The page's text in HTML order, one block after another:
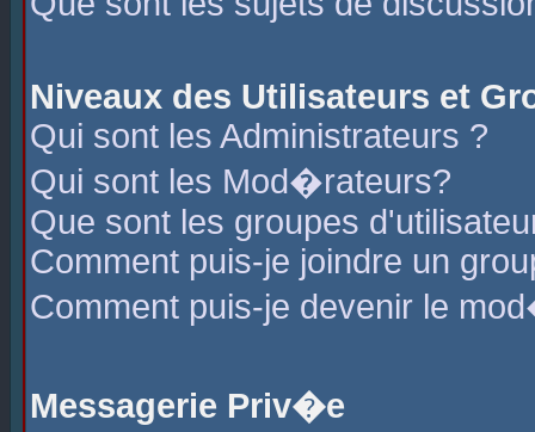
Niveaux des Utilisateurs et
Qui sont les Administrateurs ?
Qui sont les Mod�rateurs?
Que sont les groupes
Comment puis-je joindre un
Comment puis-je devenir le
Messagerie Priv�e